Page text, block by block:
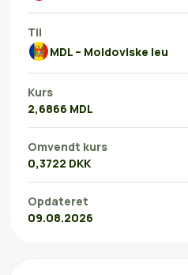
Til
MDL – Moldoviske leu
Kurs
2,6866 MDL
Omvendt kurs
0,3722 DKK
Opdateret
09.08.2026